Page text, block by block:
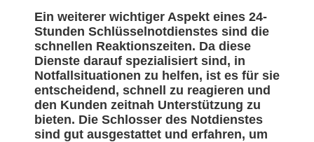
Ein weiterer wichtiger Aspekt eines 24-
Stunden Schlüsselnotdienstes sind die
schnellen Reaktionszeiten. Da diese
Dienste darauf spezialisiert sind, in
Notfallsituationen zu helfen, ist es für sie
entscheidend, schnell zu reagieren und
den Kunden zeitnah Unterstützung zu
bieten. Die Schlosser des Notdienstes
sind gut ausgestattet und erfahren, um